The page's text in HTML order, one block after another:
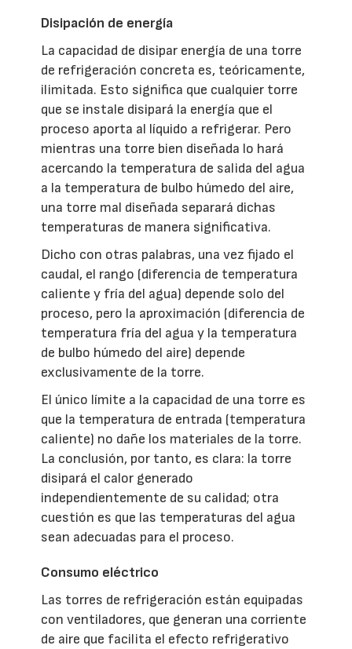
Disipación de energía
La capacidad de disipar energía de una torre
de refrigeración concreta es, teóricamente,
ilimitada. Esto significa que cualquier torre
que se instale disipará la energía que el
proceso aporta al líquido a refrigerar. Pero
mientras una torre bien diseñada lo hará
acercando la temperatura de salida del agua
a la temperatura de bulbo húmedo del aire,
una torre mal diseñada separará dichas
temperaturas de manera significativa.
Dicho con otras palabras, una vez fijado el
caudal, el rango (diferencia de temperatura
caliente y fría del agua) depende solo del
proceso, pero la aproximación (diferencia de
temperatura fría del agua y la temperatura
de bulbo húmedo del aire) depende
exclusivamente de la torre.
El único límite a la capacidad de una torre es
que la temperatura de entrada (temperatura
caliente) no dañe los materiales de la torre.
La conclusión, por tanto, es clara: la torre
disipará el calor generado
independientemente de su calidad; otra
cuestión es que las temperaturas del agua
sean adecuadas para el proceso.
Consumo eléctrico
Las torres de refrigeración están equipadas
con ventiladores, que generan una corriente
de aire que facilita el efecto refrigerativo